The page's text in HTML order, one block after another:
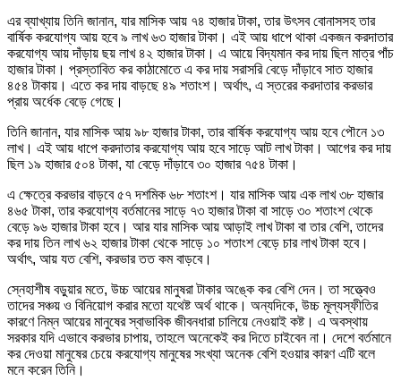
এর ব্যাখ্যায় তিনি জানান, যার মাসিক আয় ৭৪ হাজার টাকা, তার উৎসব বোনাসসহ তার
বার্ষিক করযোগ্য আয় হবে ৯ লাখ ৬৩ হাজার টাকা। এই আয় ধাপে থাকা একজন করদাতার
করযোগ্য আয় দাঁড়ায় ছয় লাখ ৪২ হাজার টাকা। এ আয়ে বিদ্যমান কর দায় ছিল মাত্র পাঁচ
হাজার টাকা। প্রস্তাবিত কর কাঠামোতে এ কর দায় সরাসরি বেড়ে দাঁড়াবে সাত হাজার
৪৫৪ টাকায়। এতে কর দায় বাড়ছে ৪৯ শতাংশ। অর্থাৎ, এ স্তরের করদাতার করভার
প্রায় অর্ধেক বেড়ে গেছে।
তিনি জানান, যার মাসিক আয় ৯৮ হাজার টাকা, তার বার্ষিক করযোগ্য আয় হবে পৌনে ১৩
লাখ। এই আয় ধাপে করদাতার করযোগ্য আয় হবে সাড়ে আট লাখ টাকা। আগের কর দায়
ছিল ১৯ হাজার ৫০৪ টাকা, যা বেড়ে দাঁড়াবে ৩০ হাজার ৭৫৪ টাকা।
এ ক্ষেত্রে করভার বাড়বে ৫৭ দশমিক ৬৮ শতাংশ। যার মাসিক আয় এক লাখ ৩৮ হাজার
৪৬৫ টাকা, তার করযোগ্য বর্তমানের সাড়ে ৭৩ হাজার টাকা বা সাড়ে ৩০ শতাংশ থেকে
বেড়ে ৯৬ হাজার টাকা হবে। আর যার মাসিক আয় আড়াই লাখ টাকা বা তার বেশি, তাদের
কর দায় তিন লাখ ৬২ হাজার টাকা থেকে সাড়ে ১০ শতাংশ বেড়ে চার লাখ টাকা হবে।
অর্থাৎ, আয় যত বেশি, করভার তত কম বাড়বে।
স্নেহাশীষ বড়ুয়ার মতে, উচ্চ আয়ের মানুষরা টাকার অঙ্কে কর বেশি দেন। তা সত্ত্বেও
তাদের সঞ্চয় ও বিনিয়োগ করার মতো যথেষ্ট অর্থ থাকে। অন্যদিকে, উচ্চ মূল্যস্ফীতির
কারণে নিম্ন আয়ের মানুষের স্বাভাবিক জীবনধারা চালিয়ে নেওয়াই কষ্ট। এ অবস্থায়
সরকার যদি এভাবে করভার চাপায়, তাহলে অনেকেই কর দিতে চাইবেন না। দেশে বর্তমানে
কর দেওয়া মানুষের চেয়ে করযোগ্য মানুষের সংখ্যা অনেক বেশি হওয়ার কারণ এটি বলে
মনে করেন তিনি।